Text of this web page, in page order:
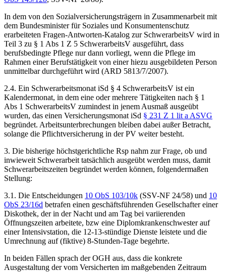
In dem von den Sozialversicherungsträgern in Zusammenarbeit mit
dem Bundesminister für Soziales und Konsumentenschutz
erarbeiteten Fragen-Antworten-Katalog zur SchwerarbeitsV wird in
Teil 3 zu § 1 Abs 1 Z 5 SchwerarbeitsV ausgeführt, dass
berufsbedingte Pflege nur dann vorliegt, wenn die Pflege im
Rahmen einer Berufstätigkeit von einer hiezu ausgebildeten Person
unmittelbar durchgeführt wird (ARD 5813/7/2007).
2.4. Ein Schwerarbeitsmonat iSd § 4 SchwerarbeitsV ist ein
Kalendermonat, in dem eine oder mehrere Tätigkeiten nach § 1
Abs 1 SchwerarbeitsV zumindest in jenem Ausmaß ausgeübt
wurden, das einen Versicherungsmonat iSd § 231 Z 1 lit a ASVG
begründet. Arbeitsunterbrechungen bleiben dabei außer Betracht,
solange die Pflichtversicherung in der PV weiter besteht.
3. Die bisherige höchstgerichtliche Rsp nahm zur Frage, ob und
inwieweit Schwerarbeit tatsächlich ausgeübt werden muss, damit
Schwerarbeitszeiten begründet werden können, folgendermaßen
Stellung:
3.1. Die Entscheidungen 10 ObS 103/10k (SSV-NF 24/58) und 10
ObS 23/16d betrafen einen geschäftsführenden Gesellschafter einer
Diskothek, der in der Nacht und am Tag bei variierenden
Öffnungszeiten arbeitete, bzw eine Diplomkrankenschwester auf
einer Intensivstation, die 12-13-stündige Dienste leistete und die
Umrechnung auf (fiktive) 8-Stunden-Tage begehrte.
In beiden Fällen sprach der OGH aus, dass die konkrete
Ausgestaltung der vom Versicherten im maßgebenden Zeitraum